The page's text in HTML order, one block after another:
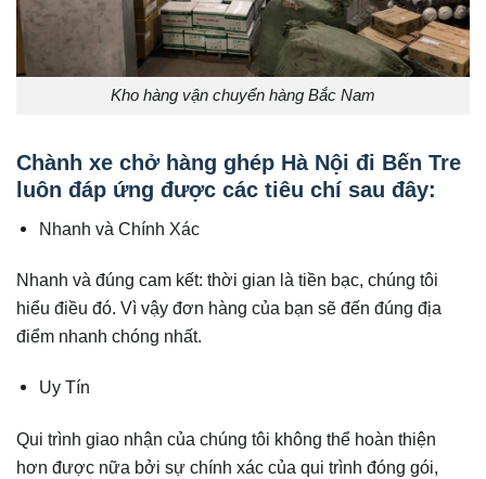
Kho hàng vận chuyển hàng Bắc Nam
Chành xe chở hàng ghép Hà Nội đi Bến Tre
luôn đáp ứng được các tiêu chí sau đây:
Nhanh và Chính Xác
Nhanh và đúng cam kết: thời gian là tiền bạc, chúng tôi
hiểu điều đó. Vì vậy đơn hàng của bạn sẽ đến đúng địa
điểm nhanh chóng nhất.
Uy Tín
Qui trình giao nhận của chúng tôi không thể hoàn thiện
hơn được nữa bởi sự chính xác của qui trình đóng gói,